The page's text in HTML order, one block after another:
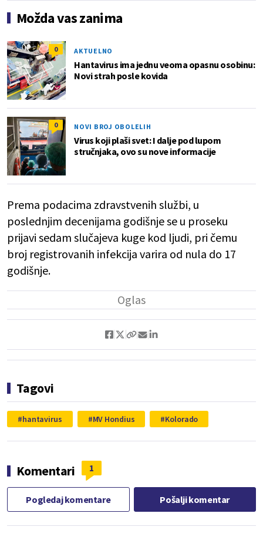
Možda vas zanima
0 AKTUELNO
Hantavirus ima jednu veoma opasnu osobinu:
Novi strah posle kovida
0 NOVI BROJ OBOLELIH
Virus koji plaši svet: I dalje pod lupom
stručnjaka, ovo su nove informacije
Prema podacima zdravstvenih službi, u
poslednjim decenijama godišnje se u proseku
prijavi sedam slučajeva kuge kod ljudi, pri čemu
broj registrovanih infekcija varira od nula do 17
godišnje.
Tagovi
hantavirus MV Hondius Kolorado
Komentari 1
Pogledaj komentare Pošalji komentar